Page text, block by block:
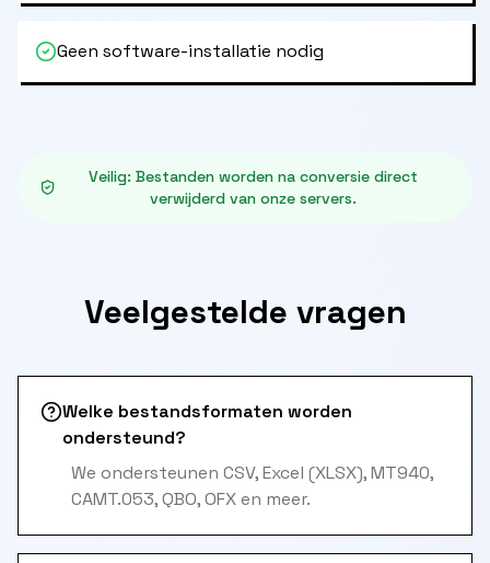
Geen software-installatie nodig
Veilig: Bestanden worden na conversie direct
verwijderd van onze servers.
Veelgestelde vragen
Welke bestandsformaten worden
ondersteund?
We ondersteunen CSV, Excel (XLSX), MT940,
CAMT.053, QBO, OFX en meer.